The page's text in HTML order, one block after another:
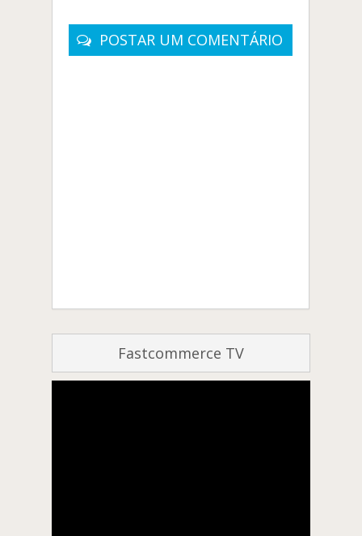
POSTAR UM COMENTÁRIO
Fastcommerce TV